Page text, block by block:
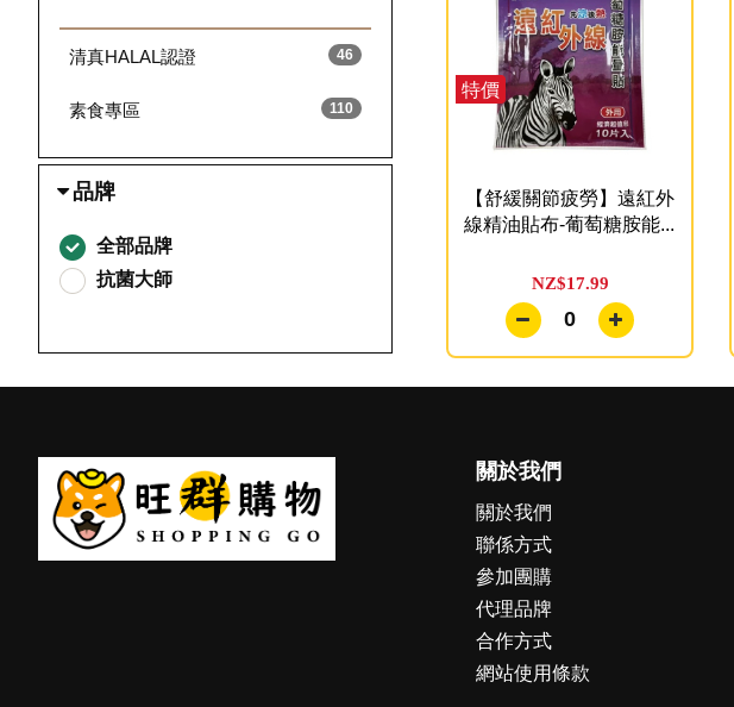
特價
【舒緩關節疲勞】遠紅外
線精油貼布-葡萄糖胺能...
NZ$17.99
0
46
清真HALAL認證
110
素食專區
品牌
全部品牌
抗菌大師
關於我們
關於我們
聯係方式
參加團購
代理品牌
合作方式
網站使用條款